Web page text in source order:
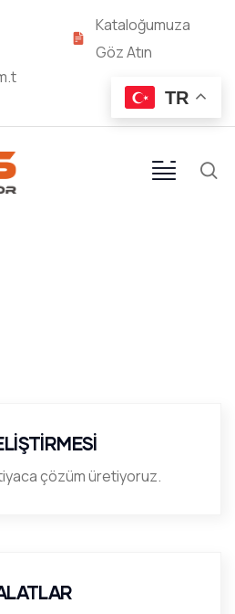
Kataloğumuza
Göz Atın
TR
çözüm üretiyoruz.